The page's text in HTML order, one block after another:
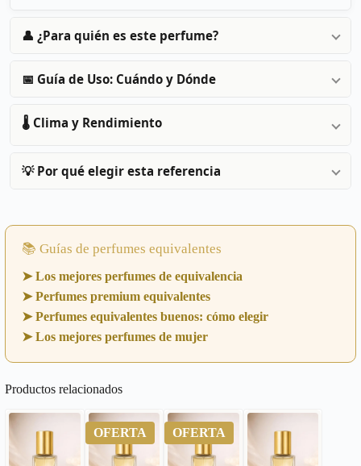
👤 ¿Para quién es este perfume?
📅 Guía de Uso: Cuándo y Dónde
🌡️ Clima y Rendimiento
💡 Por qué elegir esta referencia
📚 Guías de perfumes equivalentes
➤ Los mejores perfumes de equivalencia
➤ Perfumes premium equivalentes
➤ Perfumes equivalentes buenos: cómo elegir
➤ Los mejores perfumes de mujer
Productos relacionados
OFERTA OFERTA